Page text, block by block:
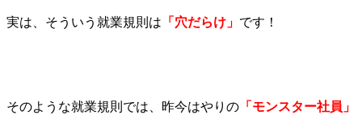
実は、そういう就業規則は 「穴だらけ」 です！
そのような就業規則では、昨今はやりの 「モンスター社員」